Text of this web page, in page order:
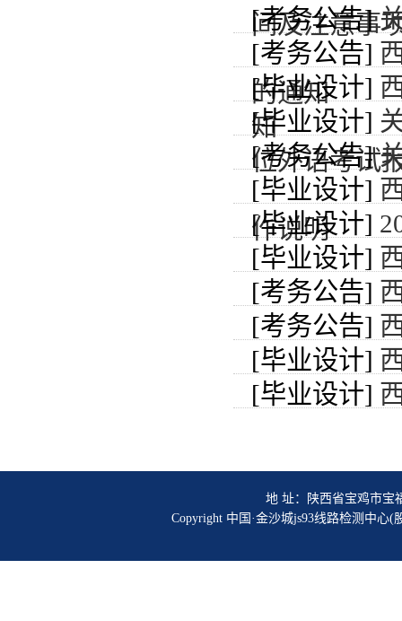
间及注意事
[考务公告]
[考务公告]
的通知
[毕业设计]
知
[毕业设计]
位外语考试
[考务公告]
[毕业设计]
作说明
[毕业设计]
[毕业设计]
[考务公告]
[考务公告]
[毕业设计]
[毕业设计]
地 址：陕西省宝鸡市宝
Copyright 中国·金沙城js93线路检测中心(